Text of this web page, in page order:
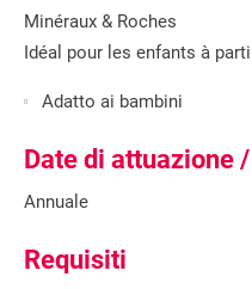
Minéraux & Roches
Idéal pour les enfants à
Adatto ai bambini
Date di attuazione
Annuale
Requisiti